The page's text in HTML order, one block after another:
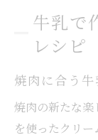
牛乳で
レシピ
焼肉に合う
焼肉の新たな
を使ったクリ